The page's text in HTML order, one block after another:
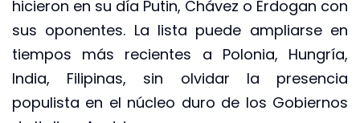
hicieron en su día Putin, Chávez o Erdogan con
sus oponentes. La lista puede ampliarse en
tiempos más recientes a Polonia, Hungría,
India, Filipinas, sin olvidar la presencia
populista en el núcleo duro de los Gobiernos